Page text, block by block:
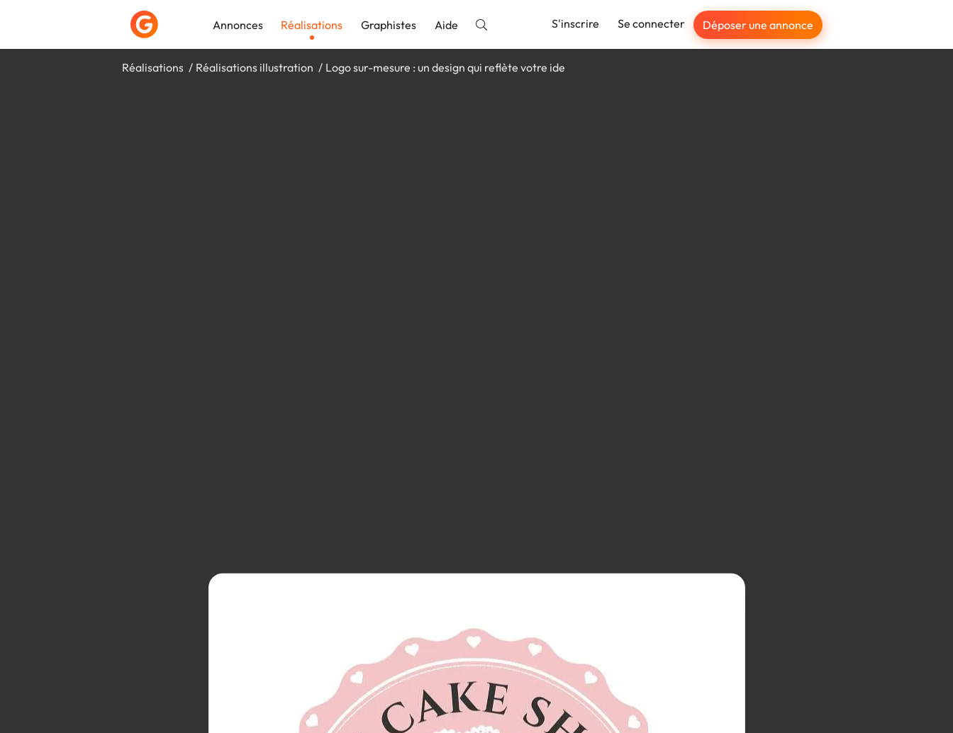
Annonces Réalisations Graphistes Aide S'inscrire Se connecter Déposer une annonce
Réalisations Réalisations illustration Logo sur-mesure : un design qui reflète votre ide